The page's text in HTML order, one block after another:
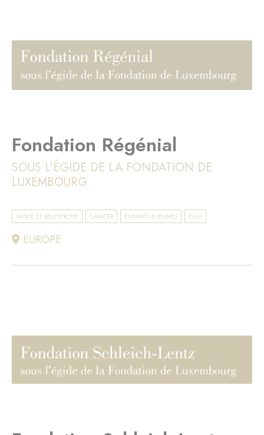
Fondation Régénial
SOUS L'ÉGIDE DE LA FONDATION DE
LUXEMBOURG
SANTÉ ET RECHERCHE CANCER ENFANTS & JEUNES FLUX
EUROPE